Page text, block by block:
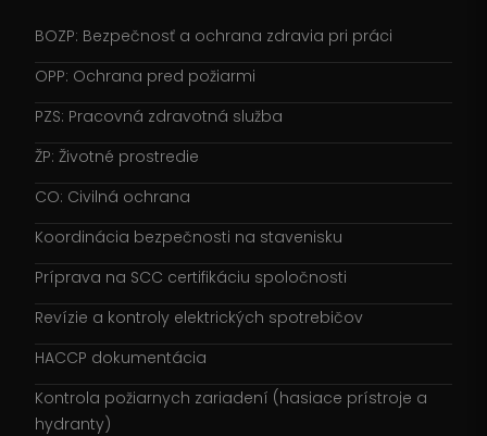
BOZP: Bezpečnosť a ochrana zdravia pri práci
OPP: Ochrana pred požiarmi
PZS: Pracovná zdravotná služba
ŽP: Životné prostredie
CO: Civilná ochrana
Koordinácia bezpečnosti na stavenisku
Príprava na SCC certifikáciu spoločnosti
Revízie a kontroly elektrických spotrebičov
HACCP dokumentácia
Kontrola požiarnych zariadení (hasiace prístroje a
hydranty)